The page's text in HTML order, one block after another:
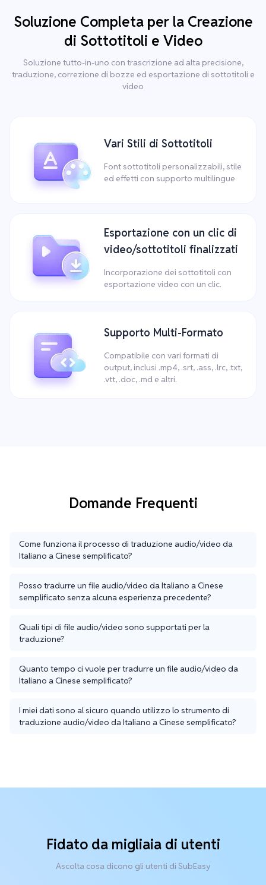
Soluzione Completa per la Creazione
di Sottotitoli e Video
Soluzione tutto-in-uno con trascrizione ad alta precisione,
traduzione, correzione di bozze ed esportazione di sottotitoli e
video
Vari Stili di Sottotitoli
Font sottotitoli personalizzabili, stile
ed effetti con supporto multilingue
Esportazione con un clic di
video/sottotitoli finalizzati
Incorporazione dei sottotitoli con
esportazione video con un clic.
Supporto Multi-Formato
Compatibile con vari formati di
output, inclusi .mp4, .srt, .ass, .lrc, .txt,
.vtt, .doc, .md e altri.
Domande Frequenti
Come funziona il processo di traduzione audio/video da
Italiano a Cinese semplificato?
Posso tradurre un file audio/video da Italiano a Cinese
semplificato senza alcuna esperienza precedente?
Quali tipi di file audio/video sono supportati per la
traduzione?
Quanto tempo ci vuole per tradurre un file audio/video da
Italiano a Cinese semplificato?
I miei dati sono al sicuro quando utilizzo lo strumento di
traduzione audio/video da Italiano a Cinese semplificato?
Fidato da migliaia di utenti
Ascolta cosa dicono gli utenti di SubEasy